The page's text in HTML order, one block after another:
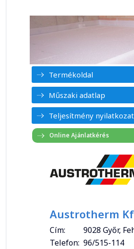
Termékoldal
Műszaki adatlap
Teljesítmény nyilatkozat
Austrotherm
Cím:
9028 Győr,
Telefon: 96/515-114